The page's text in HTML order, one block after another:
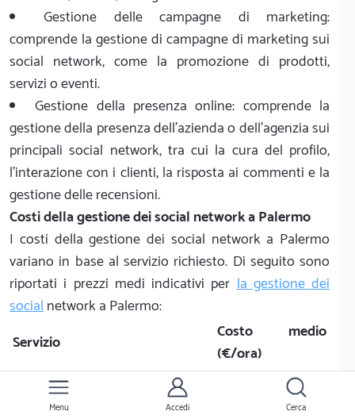
Gestione delle campagne di marketing:
comprende la gestione di campagne di marketing sui
social network, come la promozione di prodotti,
servizi o eventi.
Gestione della presenza online: comprende la
gestione della presenza dell'azienda o dell'agenzia sui
principali social network, tra cui la cura del profilo,
l'interazione con i clienti, la risposta ai commenti e la
gestione delle recensioni.
Costi della gestione dei social network a Palermo
I costi della gestione dei social network a Palermo
variano in base al servizio richiesto. Di seguito sono
riportati i prezzi medi indicativi perla gestione dei
socialnetwork a Palermo:
Servizio
Costo medio
(€/ora)
Gestione dei contenuti
Gestione delle campagne di
Menu Accedi Cerca